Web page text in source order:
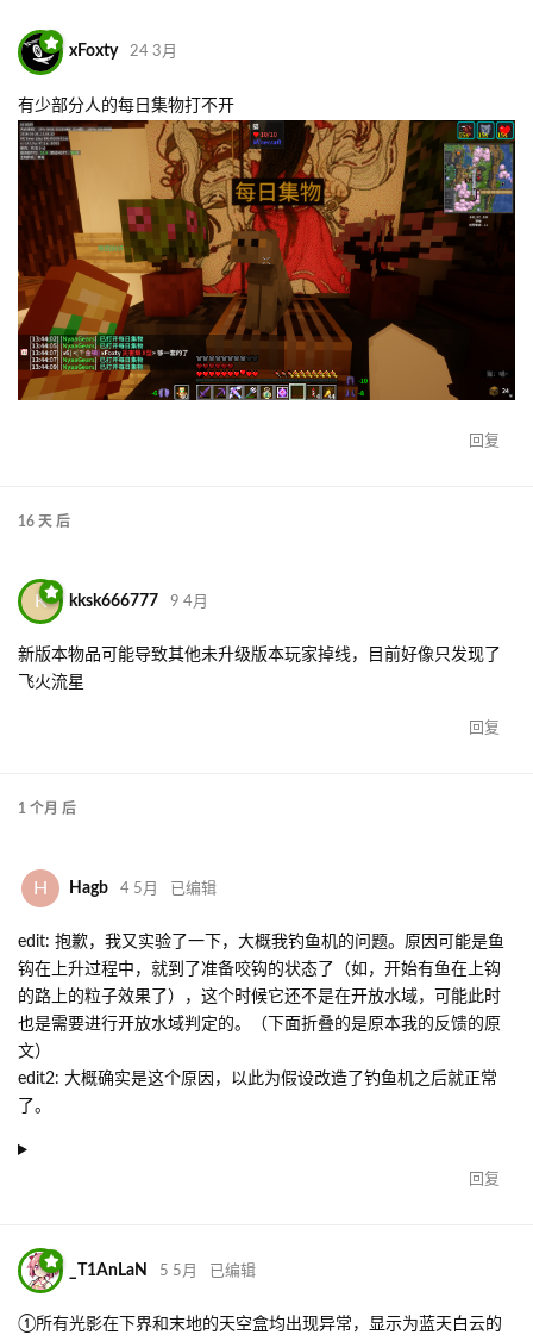
xFoxty 24 3月
有少部分人的每日集物打不开
回复
16 天 后
K kksk666777 9 4月
新版本物品可能导致其他未升级版本玩家掉线，目前好像只发现了
飞火流星
回复
1 个月 后
H Hagb 4 5月 已编辑
edit: 抱歉，我又实验了一下，大概我钓鱼机的问题。原因可能是鱼
钩在上升过程中，就到了准备咬钩的状态了（如，开始有鱼在上钩
的路上的粒子效果了），这个时候它还不是在开放水域，可能此时
也是需要进行开放水域判定的。（下面折叠的是原本我的反馈的原
文）
edit2: 大概确实是这个原因，以此为假设改造了钓鱼机之后就正常
了。
回复
_T1AnLaN 5 5月 已编辑
①所有光影在下界和末地的天空盒均出现异常，显示为蓝天白云的